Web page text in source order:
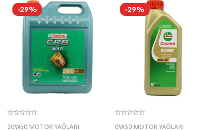
-29%
20W50 MOTOR YAĞLARI
-29%
0W30 MOTOR YAĞLARI